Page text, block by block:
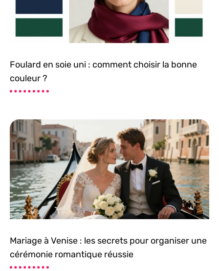
Foulard en soie uni : comment choisir la bonne
couleur ?
Mariage à Venise : les secrets pour organiser une
cérémonie romantique réussie